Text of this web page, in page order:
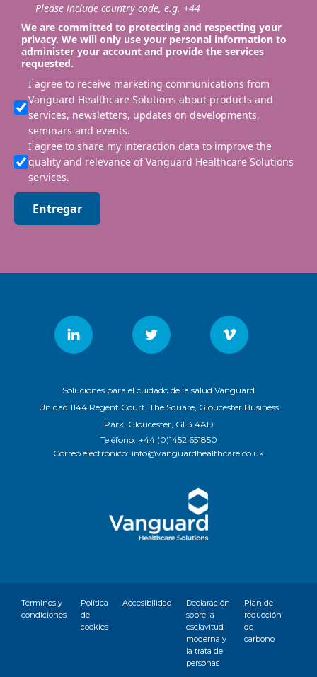
Please include country code, e.g. +44
We are committed to protecting and respecting your
privacy. We will only use your personal information to
administer your account and provide the services
requested.
I agree to receive marketing communications from
Vanguard Healthcare Solutions about products and
services, newsletters, updates on developments,
seminars and events.
I agree to share my interaction data to improve the
quality and relevance of Vanguard Healthcare Solutions
services.
Entregar
Soluciones para el cuidado de la salud Vanguard
Unidad 1144 Regent Court, The Square, Gloucester Business
Park, Gloucester, GL3 4AD
Teléfono: +44 (0)1452 651850
Correo electrónico: info@vanguardhealthcare.co.uk
Términos y
condiciones
Política
de
cookies
Accesibilidad
Declaración
sobre la
esclavitud
moderna y
la trata de
personas
Plan de
reducción
de
carbono